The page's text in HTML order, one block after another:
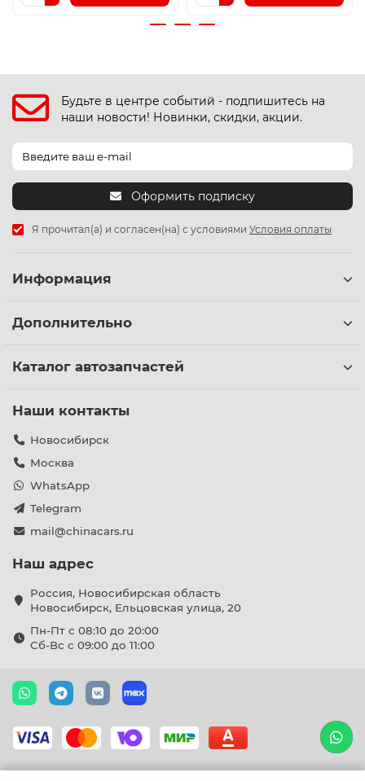
Будьте в центре событий - подпишитесь на
наши новости! Новинки, скидки, акции.
Оформить подписку
Я прочитал(а) и согласен(на) с условиями Условия оплаты
Информация
Дополнительно
Каталог автозапчастей
Наши контакты
Новосибирск
Москва
WhatsApp
Telegram
mail@chinacars.ru
Наш адрес
Россия, Новосибирская область
Новосибирск, Ельцовская улица, 20
Пн-Пт с 08:10 до 20:00
Сб-Вс с 09:00 до 11:00